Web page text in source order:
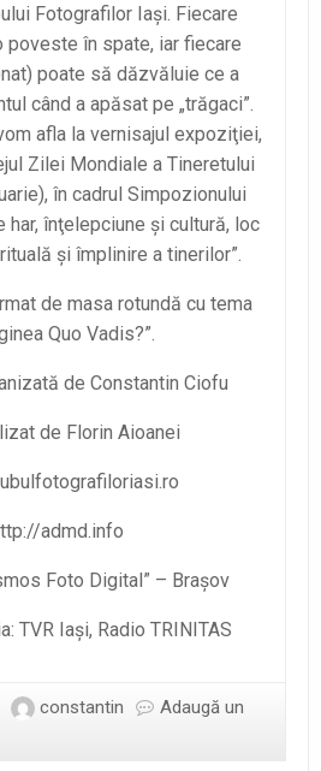
Fotografilor Iaşi. Fiecare
poveste în spate, iar fiecare
poate să dăzvăluie ce a
când a apăsat pe „trăgaci”.
afla la vernisajul expoziţiei,
Zilei Mondiale a Tineretului
în cadrul Simpozionului
har, înţelepciune şi cultură, loc
şi împlinire a tinerilor”.
de masa rotundă cu tema
Quo Vadis?”.
de Constantin Ciofu
de Florin Aioanei
admd.info
Foto Digital” – Braşov
TVR Iaşi, Radio TRINITAS
constantin
Adaugă un